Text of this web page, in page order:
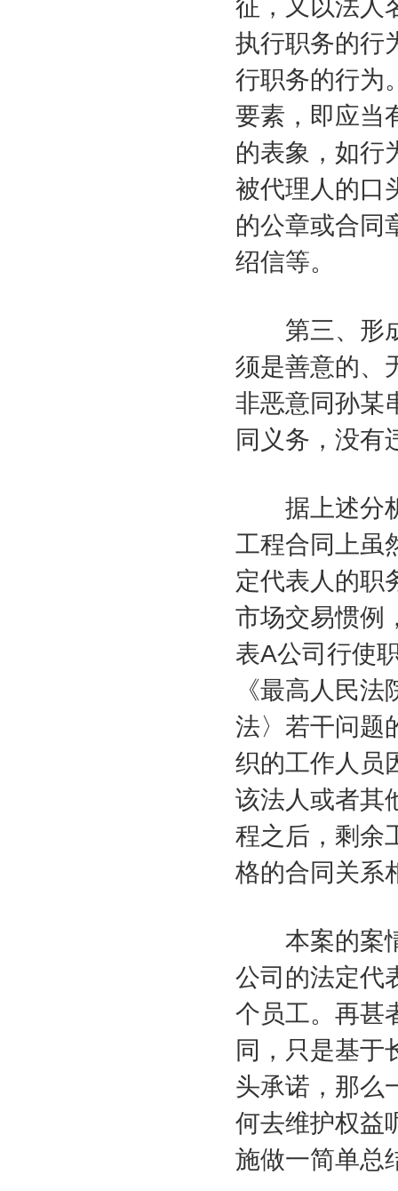
征，又以法人
执行职务的行
行职务的行为
要素，即应当
的表象，如行
被代理人的口
的公章或合同
绍信等。
第三、形成
须是善意的、
非恶意同孙某
同义务，没有
据上述分析
工程合同上虽
定代表人的职
市场交易惯例
表A公司行使
《最高人民
法〉若干问题
织的工作人员
该法人或者其
程之后，剩余
格的合同关系
本案的案情
公司的法定代
个员工。再甚
同，只是基于
头承诺，那么
何去维护权益
施做一简单总